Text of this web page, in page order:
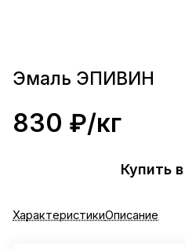
Эмаль ЭПИВИН
830 ₽/кг
Купить
ХарактеристикиОписание